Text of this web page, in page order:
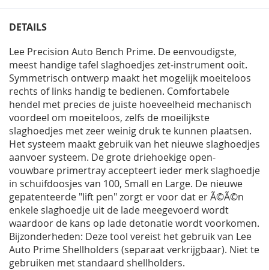
DETAILS
Lee Precision Auto Bench Prime. De eenvoudigste,
meest handige tafel slaghoedjes zet-instrument ooit.
Symmetrisch ontwerp maakt het mogelijk moeiteloos
rechts of links handig te bedienen. Comfortabele
hendel met precies de juiste hoeveelheid mechanisch
voordeel om moeiteloos, zelfs de moeilijkste
slaghoedjes met zeer weinig druk te kunnen plaatsen.
Het systeem maakt gebruik van het nieuwe slaghoedjes
aanvoer systeem. De grote driehoekige open-
vouwbare primertray accepteert ieder merk slaghoedje
in schuifdoosjes van 100, Small en Large. De nieuwe
gepatenteerde "lift pen" zorgt er voor dat er Ã©Ã©n
enkele slaghoedje uit de lade meegevoerd wordt
waardoor de kans op lade detonatie wordt voorkomen.
Bijzonderheden: Deze tool vereist het gebruik van Lee
Auto Prime Shellholders (separaat verkrijgbaar). Niet te
gebruiken met standaard shellholders.